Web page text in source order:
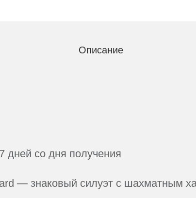
Описание
дней со дня получения
— знаковый силуэт с шахматным